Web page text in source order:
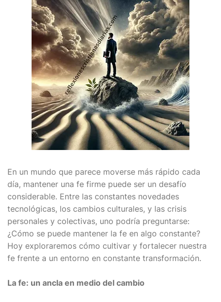
En un mundo que parece moverse más rápido cada
día, mantener una fe firme puede ser un desafío
considerable. Entre las constantes novedades
tecnológicas, los cambios culturales, y las crisis
personales y colectivas, uno podría preguntarse:
¿Cómo se puede mantener la fe en algo constante?
Hoy exploraremos cómo cultivar y fortalecer nuestra
fe frente a un entorno en constante transformación.
La fe: un ancla en medio del cambio